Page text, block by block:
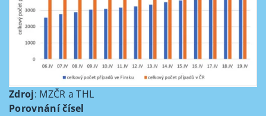
Zdroj: MZČR a THL
Porovnání čísel